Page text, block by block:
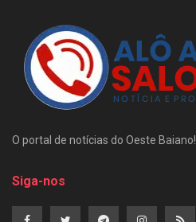
O portal de notícias do Oeste Baiano!
Siga-nos